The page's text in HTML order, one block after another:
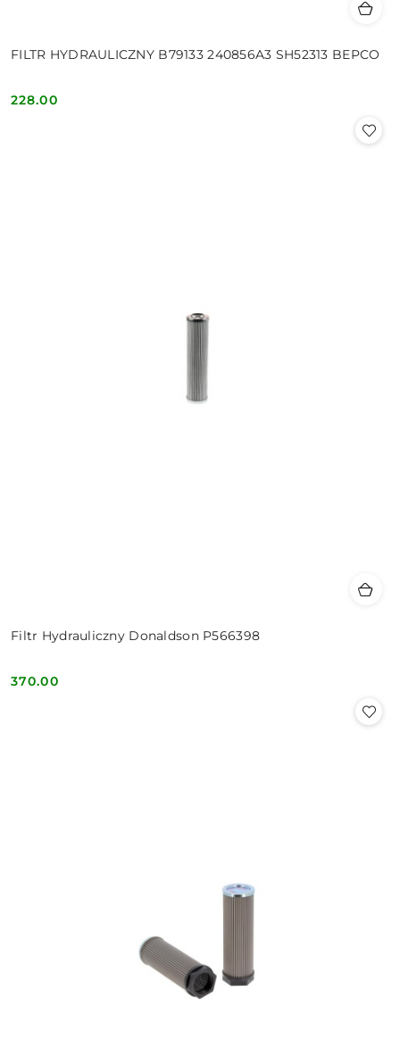
FILTR HYDRAULICZNY B79133 240856A3 SH52313 BEPCO
Cena:
228.00
Filtr Hydrauliczny Donaldson P566398
Cena:
370.00